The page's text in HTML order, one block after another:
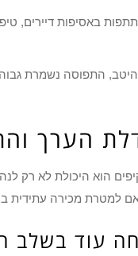
באסיפות דיירים,
התפוסה נשמרת
הערך
הוא היכולת לא רק
למטרת מכירה עתידית
עוד בשלב